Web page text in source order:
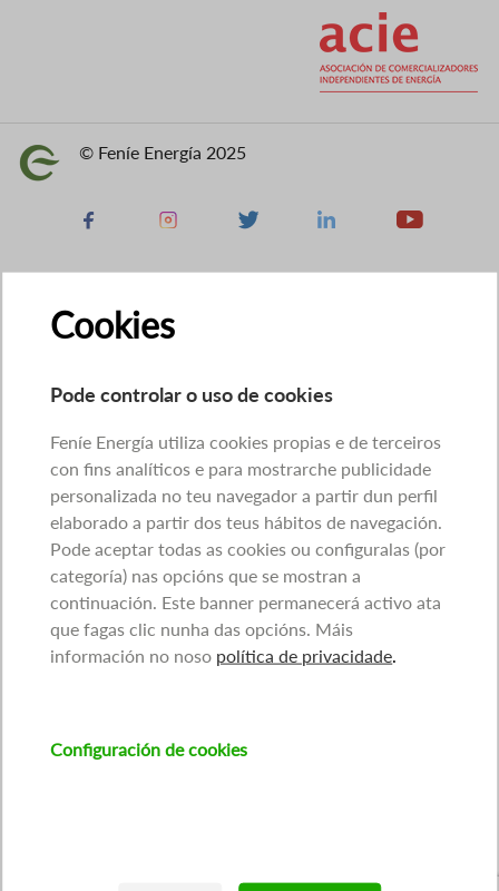
Imaxe © Feníe Energía 2025
Facebook Instagram X Linkedin Youtube
Cookies
Pode controlar o uso de cookies
Feníe Energía utiliza cookies propias e de terceiros
con fins analíticos e para mostrarche publicidade
personalizada no teu navegador a partir dun perfil
elaborado a partir dos teus hábitos de navegación.
Pode aceptar todas as cookies ou configuralas (por
categoría) nas opcións que se mostran a
continuación. Este banner permanecerá activo ata
que fagas clic nunha das opcións. Máis
información no noso política de privacidade.
Configuración de cookies